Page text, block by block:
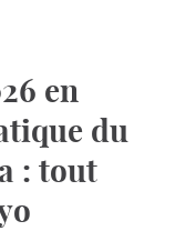
en
du
: tout